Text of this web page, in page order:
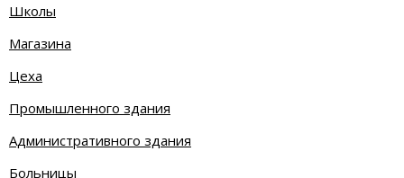
Школы
Магазина
Цеха
Промышленного здания
Административного здания
Больницы